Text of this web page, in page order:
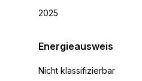
2025
Energieausweis
Nicht klassifizierbar